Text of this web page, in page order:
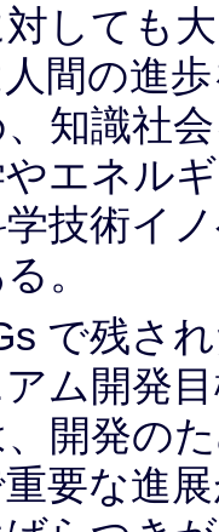
しても
間の進
知識社
エネル
技術イ
。
で残さ
ム開発
開発の
要な進